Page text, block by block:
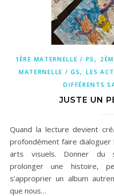
1ÈRE MATERNELLE / PS ,
MATERNELLE / GS,LES
DIFFÉRENTS
JUSTE UN
Quand la lecture devient création 🎨❄️ En classe, j’aime
profondément faire
arts visuels. Donner du
prolonger une histoire,
s’approprier un album
que nous…